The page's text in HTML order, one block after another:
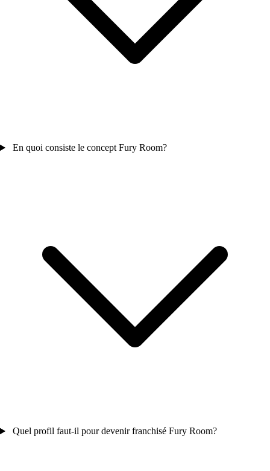
En quoi consiste le concept Fury Room?
Quel profil faut-il pour devenir franchisé Fury Room?